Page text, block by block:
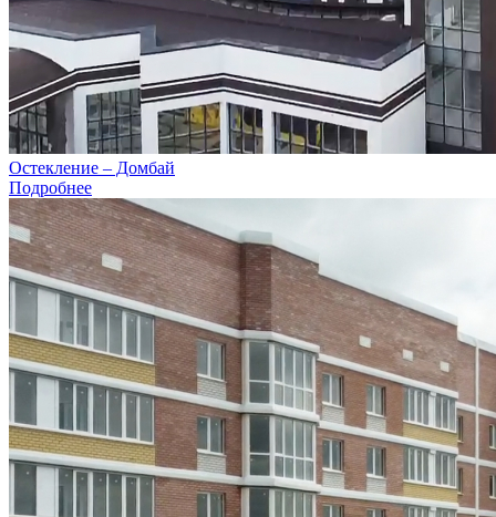
Остекление – Домбай
Подробнее